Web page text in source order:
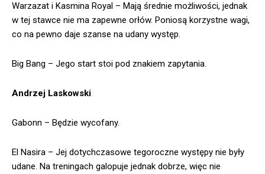
Warzazat i Kasmina Royal – Mają średnie możliwości, jednak
w tej stawce nie ma zapewne orłów. Poniosą korzystne wagi,
co na pewno daje szanse na udany występ.
Big Bang – Jego start stoi pod znakiem zapytania.
Andrzej Laskowski
Gabonn – Będzie wycofany.
El Nasira – Jej dotychczasowe tegoroczne występy nie były
udane. Na treningach galopuje jednak dobrze, więc nie